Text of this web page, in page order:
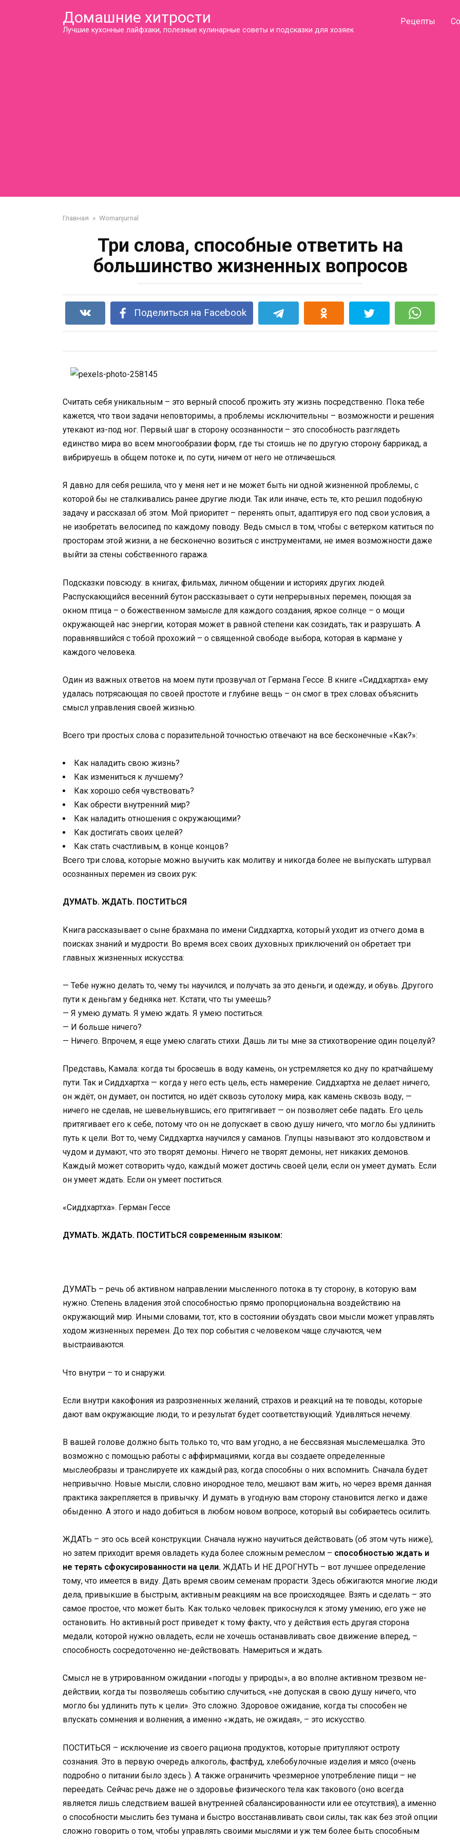
Домашние хитрости
Лучшие кухонные лайфхаки, полезные кулинарные советы и подсказки для хозяек
Рецепты
Главная » Womanjurnal
Три слова, способные ответить на
большинство жизненных вопросов
Поделиться на Facebook
Считать себя уникальным – это верный способ прожить эту жизнь посредственно. Пока тебе
кажется, что твои задачи неповторимы, а проблемы исключительны – возможности и решения
утекают из-под ног. Первый шаг в сторону осознанности – это способность разглядеть
единство мира во всем многообразии форм, где ты стоишь не по другую сторону баррикад, а
вибрируешь в общем потоке и, по сути, ничем от него не отличаешься.
Я давно для себя решила, что у меня нет и не может быть ни одной жизненной проблемы, с
которой бы не сталкивались ранее другие люди. Так или иначе, есть те, кто решил подобную
задачу и рассказал об этом. Мой приоритет – перенять опыт, адаптируя его под свои условия, а
не изобретать велосипед по каждому поводу. Ведь смысл в том, чтобы с ветерком катиться по
просторам этой жизни, а не бесконечно возиться с инструментами, не имея возможности даже
выйти за стены собственного гаража.
Подсказки повсюду: в книгах, фильмах, личном общении и историях других людей.
Распускающийся весенний бутон рассказывает о сути непрерывных перемен, поющая за
окном птица – о божественном замысле для каждого создания, яркое солнце – о мощи
окружающей нас энергии, которая может в равной степени как созидать, так и разрушать. А
поравнявшийся с тобой прохожий – о священной свободе выбора, которая в кармане у
каждого человека.
Один из важных ответов на моем пути прозвучал от Германа Гессе. В книге «Сиддхартха» ему
удалась потрясающая по своей простоте и глубине вещь – он смог в трех словах объяснить
смысл управления своей жизнью.
Всего три простых слова с поразительной точностью отвечают на все бесконечные «Как?»:
Как наладить свою жизнь?
Как измениться к лучшему?
Как хорошо себя чувствовать?
Как обрести внутренний мир?
Как наладить отношения с окружающими?
Как достигать своих целей?
Как стать счастливым, в конце концов?
Всего три слова, которые можно выучить как молитву и никогда более не выпускать штурвал
осознанных перемен из своих рук:
ДУМАТЬ. ЖДАТЬ. ПОСТИТЬСЯ
Книга рассказывает о сыне брахмана по имени Сиддхартха, который уходит из отчего дома в
поисках знаний и мудрости. Во время всех своих духовных приключений он обретает три
главных жизненных искусства:
— Тебе нужно делать то, чему ты научился, и получать за это деньги, и одежду, и обувь. Другого
пути к деньгам у бедняка нет. Кстати, что ты умеешь?
— Я умею думать. Я умею ждать. Я умею поститься.
— И больше ничего?
— Ничего. Впрочем, я еще умею слагать стихи. Дашь ли ты мне за стихотворение один поцелуй?
Представь, Камала: когда ты бросаешь в воду камень, он устремляется ко дну по кратчайшему
пути. Так и Сиддхартха — когда у него есть цель, есть намерение. Сиддхартха не делает ничего,
он ждёт, он думает, он постится, но идёт сквозь сутолоку мира, как камень сквозь воду, —
ничего не сделав, не шевельнувшись; его притягивает — он позволяет себе падать. Его цель
притягивает его к себе, потому что он не допускает в свою душу ничего, что могло бы удлинить
путь к цели. Вот то, чему Сиддхартха научился у саманов. Глупцы называют это колдовством и
чудом и думают, что это творят демоны. Ничего не творят демоны, нет никаких демонов.
Каждый может сотворить чудо, каждый может достичь своей цели, если он умеет думать. Если
он умеет ждать. Если он умеет поститься.
«Сиддхартха». Герман Гессе
ДУМАТЬ. ЖДАТЬ. ПОСТИТЬСЯ современным языком:
ДУМАТЬ – речь об активном направлении мысленного потока в ту сторону, в которую вам
нужно. Степень владения этой способностью прямо пропорциональна воздействию на
окружающий мир. Иными словами, тот, кто в состоянии обуздать свои мысли может управлять
ходом жизненных перемен. До тех пор события с человеком чаще случаются, чем
выстраиваются.
Что внутри – то и снаружи.
Если внутри какофония из разрозненных желаний, страхов и реакций на те поводы, которые
дают вам окружающие люди, то и результат будет соответствующий. Удивляться нечему.
В вашей голове должно быть только то, что вам угодно, а не бессвязная мыслемешалка. Это
возможно с помощью работы с аффирмациями, когда вы создаете определенные
мыслеобразы и транслируете их каждый раз, когда способны о них вспомнить. Сначала будет
непривычно. Новые мысли, словно инородное тело, мешают вам жить, но через время данная
практика закрепляется в привычку. И думать в угодную вам сторону становится легко и даже
обыденно. А этого и надо добиться в любом новом вопросе, который вы собираетесь осилить.
ЖДАТЬ – это ось всей конструкции. Сначала нужно научиться действовать (об этом чуть ниже),
но затем приходит время овладеть куда более сложным ремеслом – способностью ждать и
не терять сфокусированности на цели. ЖДАТЬ И НЕ ДРОГНУТЬ – вот лучшее определение
тому, что имеется в виду. Дать время своим семенам прорасти. Здесь обжигаются многие люди
дела, привыкшие в быстрым, активным реакциям на все происходящее. Взять и сделать – это
самое простое, что может быть. Как только человек прикоснулся к этому умению, его уже не
остановить. Но активный рост приведет к тому факту, что у действия есть другая сторона
медали, которой нужно овладеть, если не хочешь останавливать свое движение вперед, –
способность сосредоточенно не-действовать. Намериться и ждать.
Смысл не в утрированном ожидании «погоды у природы», а во вполне активном трезвом не-
действии, когда ты позволяешь событию случиться, «не допуская в свою душу ничего, что
могло бы удлинить путь к цели». Это сложно. Здоровое ожидание, когда ты способен не
впускать сомнения и волнения, а именно «ждать, не ожидая», – это искусство.
ПОСТИТЬСЯ – исключение из своего рациона продуктов, которые притупляют остроту
сознания. Это в первую очередь алкоголь, фастфуд, хлебобулочные изделия и мясо (очень
подробно о питании было здесь ). А также ограничить чрезмерное употребление пищи – не
переедать. Сейчас речь даже не о здоровье физического тела как такового (оно всегда
является лишь следствием вашей внутренней сбалансированности или ее отсутствия), а именно
о способности мыслить без тумана и быстро восстанавливать свои силы, так как без этой опции
сложно говорить о том, чтобы управлять своими мыслями и уж тем более быть способным